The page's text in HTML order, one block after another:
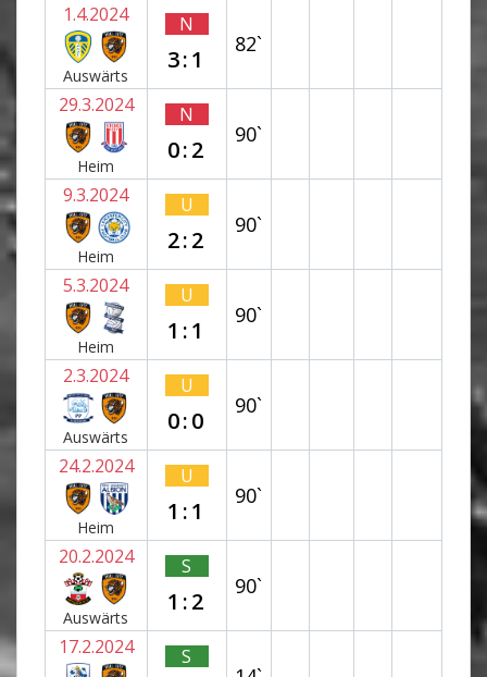
1.4.2024
Auswärts
N
3:1
82`
29.3.2024
Heim
N
0:2
90`
9.3.2024
Heim
U
2:2
90`
5.3.2024
Heim
U
1:1
90`
2.3.2024
Auswärts
U
0:0
90`
24.2.2024
Heim
U
1:1
90`
20.2.2024
Auswärts
S
1:2
90`
17.2.2024 S